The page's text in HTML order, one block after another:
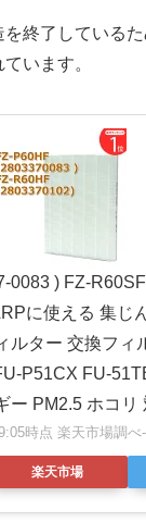
終了している
います。
0083 ) FZ-
に使える 集じ
ルター 交換フィ
P51CX FU-
ー PM2.5 ホコリ
時点 楽天市場調べ-
楽天市場